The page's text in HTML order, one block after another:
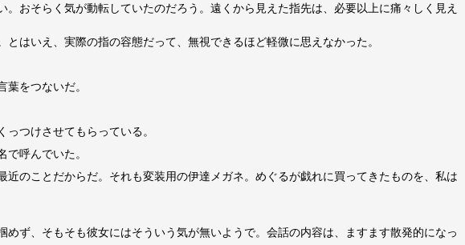
おそらく気が動転していたのだろう。遠くから見えた指先は、必要以上に痛々しく見え
はいえ、実際の指の容態だって、無視できるほど軽微に思えなかった。
をつないだ。
つけさせてもらっている。
呼んでいた。
のことだからだ。それも変装用の伊達メガネ。めぐるが戯れに買ってきたものを、私は
ず、そもそも彼女にはそういう気が無いようで。会話の内容は、ますます散発的になっ